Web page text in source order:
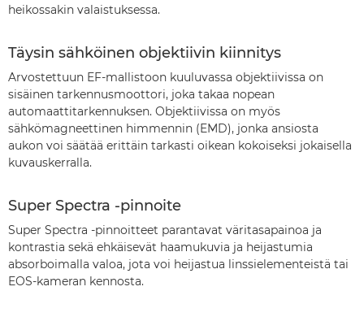
heikossakin valaistuksessa.
Täysin sähköinen objektiivin kiinnitys
Arvostettuun EF-mallistoon kuuluvassa objektiivissa on
sisäinen tarkennusmoottori, joka takaa nopean
automaattitarkennuksen. Objektiivissa on myös
sähkömagneettinen himmennin (EMD), jonka ansiosta
aukon voi säätää erittäin tarkasti oikean kokoiseksi jokaisella
kuvauskerralla.
Super Spectra -pinnoite
Super Spectra -pinnoitteet parantavat väritasapainoa ja
kontrastia sekä ehkäisevät haamukuvia ja heijastumia
absorboimalla valoa, jota voi heijastua linssielementeistä tai
EOS-kameran kennosta.